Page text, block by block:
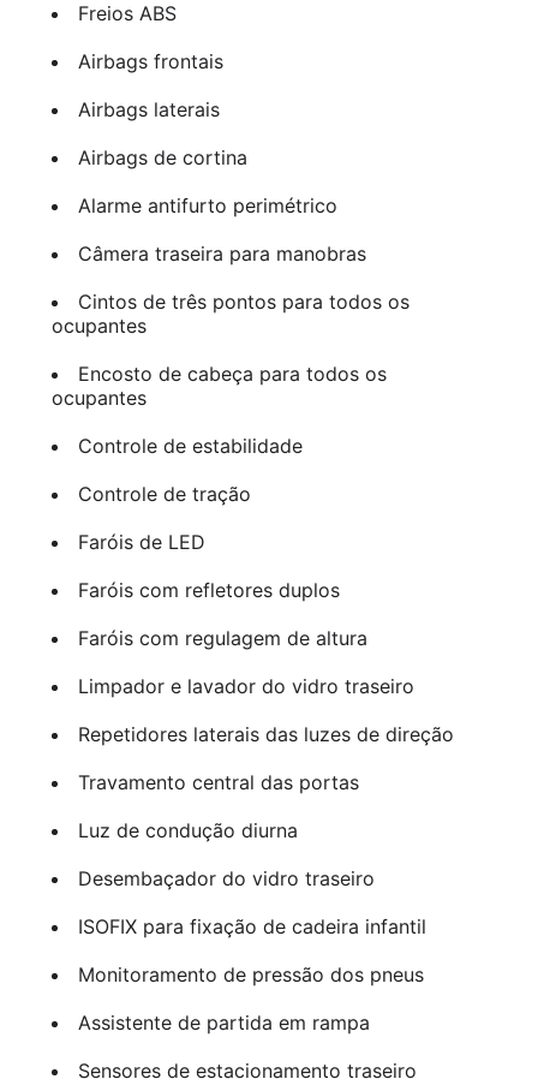
Freios ABS
Airbags frontais
Airbags laterais
Airbags de cortina
Alarme antifurto perimétrico
Câmera traseira para manobras
Cintos de três pontos para todos os
ocupantes
Encosto de cabeça para todos os
ocupantes
Controle de estabilidade
Controle de tração
Faróis de LED
Faróis com refletores duplos
Faróis com regulagem de altura
Limpador e lavador do vidro traseiro
Repetidores laterais das luzes de direção
Travamento central das portas
Luz de condução diurna
Desembaçador do vidro traseiro
ISOFIX para fixação de cadeira infantil
Monitoramento de pressão dos pneus
Assistente de partida em rampa
Sensores de estacionamento traseiro